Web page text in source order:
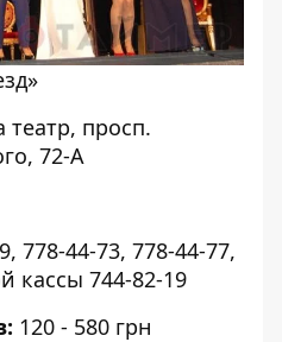
просп.
72-А
778-44-73, 778-44-77,
кассы 744-82-19
120 - 580 грн